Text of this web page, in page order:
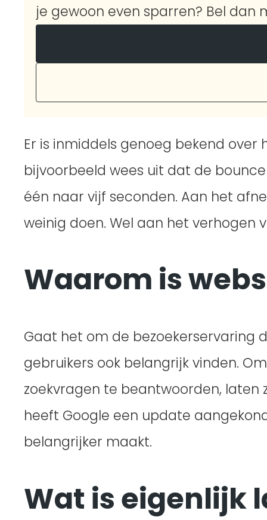
je gewoon even sparren? Bel dan
Er is inmiddels genoeg bekend over
bijvoorbeeld wees uit dat de
één naar vijf seconden. Aan het
weinig doen. Wel aan het verhogen
Waarom is
Gaat het om de bezoekerservaring
gebruikers ook belangrijk vinden.
zoekvragen te beantwoorden, laten
heeft Google een update
belangrijker maakt.
Wat is eigenlijk